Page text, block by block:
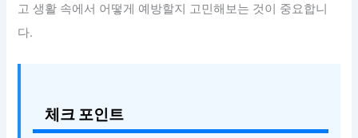
고 생활 속에서 어떻게 예방할지 고민해보는 것이 중요합니
다.
체크 포인트